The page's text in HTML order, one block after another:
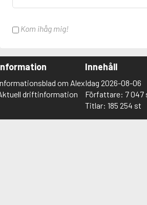
Kom ihåg mig!
om Alex
driftinformation
Innehåll
Idag 2026-08-06
Författare: 7 047
Titlar: 185 254 st